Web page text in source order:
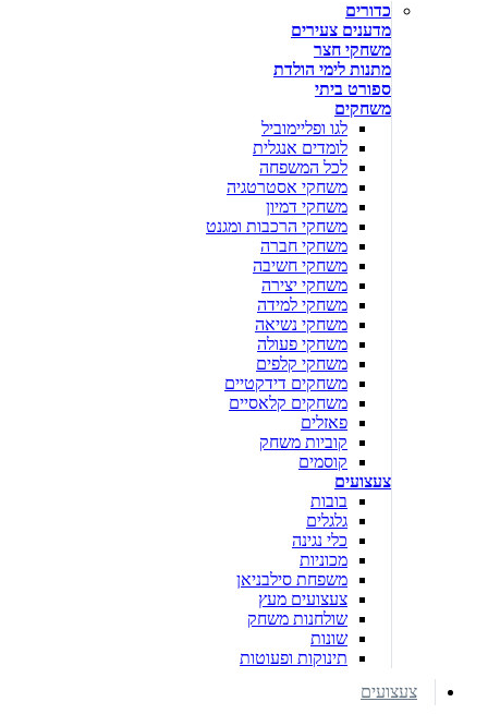
כדורים
מדענים צעירים
משחקי חצר
מתנות לימי הולדת
ספורט ביתי
משחקים
לגו ופליימוביל
לומדים אנגלית
לכל המשפחה
משחקי אסטרטגיה
משחקי דמיון
משחקי הרכבות ומגנט
משחקי חברה
משחקי חשיבה
משחקי יצירה
משחקי למידה
משחקי נשיאה
משחקי פעולה
משחקי קלפים
משחקים דידקטיים
משחקים קלאסיים
פאזלים
קוביות משחק
קוסמים
צעצועים
בובות
גלגלים
כלי נגינה
מכוניות
משפחת סילבניאן
צעצועים מעץ
שולחנות משחק
שונות
תינוקות ופעוטות
צעצועים